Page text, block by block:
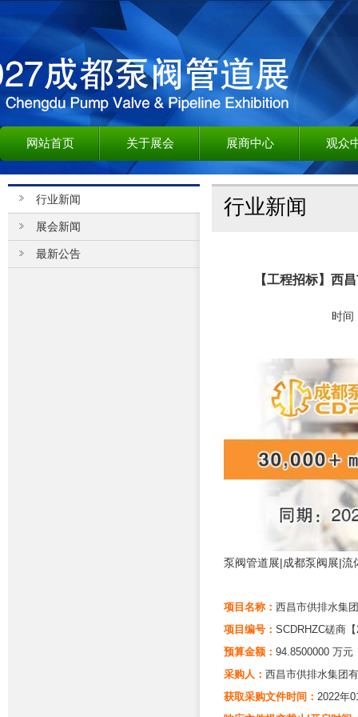
网站首页 关于展会 展商中心 观众
行业新闻
展会新闻
最新公告
行业新闻
【工程招标】西
时
泵阀管道展|成都泵阀展|流
项目名称： 西昌市供排水集
项目编号： SCDRHZC磋商
预算金额： 94.8500000 万元
采购人： 西昌市供排水
获取采购文件时间： 2022年